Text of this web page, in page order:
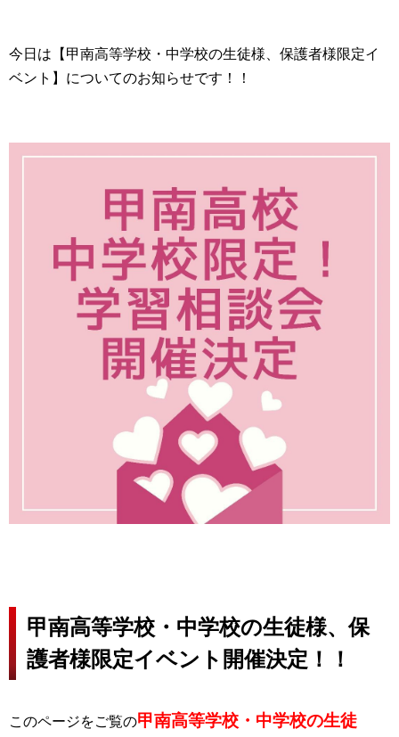
今日は【甲南高等学校・中学校の生徒様、保護者様限定イ
ベント】についてのお知らせです！！
甲南高等学校・中学校の生徒様、保
護者様限定イベント開催決定！！
このページをご覧の甲南高等学校・中学校の生徒